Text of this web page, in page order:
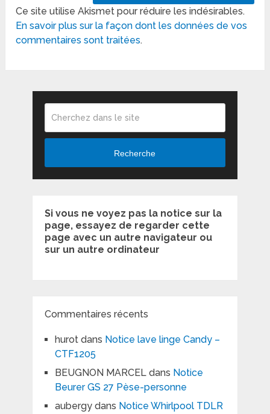
Ce site utilise Akismet pour réduire les indésirables.
En savoir plus sur la façon dont les données de vos
commentaires sont traitées.
Recherche
Si vous ne voyez pas la notice sur la
page, essayez de regarder cette
page avec un autre navigateur ou
sur un autre ordinateur
Commentaires récents
hurotdans Notice lave linge Candy –
CTF1205
BEUGNON MARCELdans Notice
Beurer GS 27 Pèse-personne
aubergydans Notice Whirlpool TDLR